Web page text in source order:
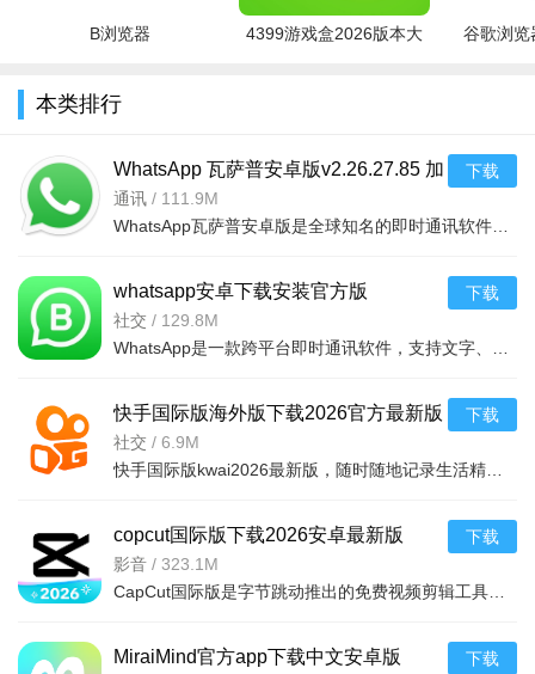
B浏览器
4399游戏盒2026版本大
谷歌浏览
本类排行
WhatsApp 瓦萨普安卓版v2.26.27.85 加
密通讯
通讯 / 111.9M
下载
whatsapp安卓下载安装官方版
v2.26.27.85最新安卓版
社交 / 129.8M
下载
快手国际版海外版下载2026官方最新版
（kwai）v13.6.20.545600国际版安卓
版
社交 / 6.9M
下载
copcut国际版下载2026安卓最新版
（capcut国际版）v18.7.0 2026安卓剪
辑神器
影音 / 323.1M
下载
MiraiMind官方app下载中文安卓版
下载